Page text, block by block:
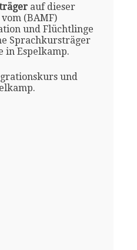
auf dieser
(BAMF)
und Flüchtlinge
Sprachkursträger
in Espelkamp.
und